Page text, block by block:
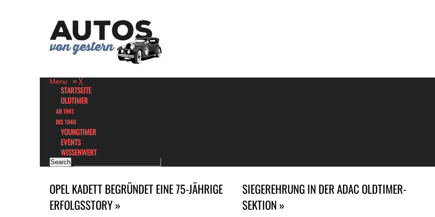
Menu ≡ ╳
STARTSEITE
OLDTIMER
AB 1941
BIS 1940
YOUNGTIMER
EVENTS
WISSENWERT
OPEL KADETT BEGRÜNDET EINE 75-JÄHRIGE
ERFOLGSSTORY »
SIEGEREHRUNG IN DER ADAC OLDTIMER-
SEKTION »